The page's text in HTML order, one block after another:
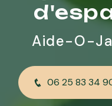
Aide-O-
06 25 83 34